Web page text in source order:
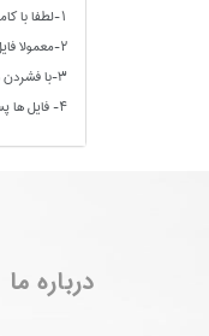
1-لطفا با کامپیوتر یا لپ تاپ دانلود بفرمایید.
2-معمولا فایل های دانلود شده در کامپیوتر و لپ تاپ در پوشه downloads قرار می گیرند
3-با فشردن دکمه دانلود حدودا 10 ویدیو منتظر شوید تا ویدویوهای در صف فرار گرفته شده یکی پش از دیگری دانلود شوند و سپس دکمه دانلود 10 ویدیوی بعدی را فشار دهید.
4- فایل ها پسوند mp4 دارند و بهتر است پس از دانلود فایل ها را روی فلش ریخته و با تلویزیون که صفحه بزرگتری دارد تماشا کنید.
درباره ما